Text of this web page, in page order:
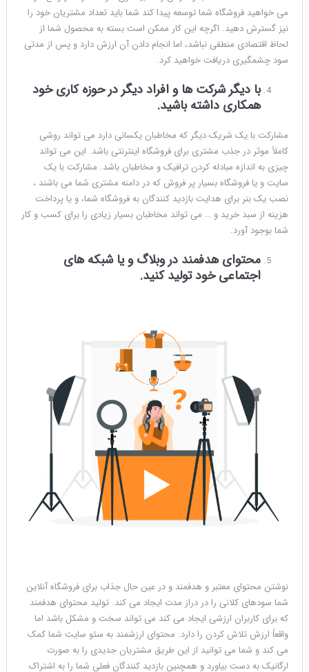
می خواهید فروشگاه شما توسعه پیدا کند شما باید تعداد مشتریان خود را
نیز گسترش دهید. اگرچه این کار ممکن است بسته به محصول شما از
لحاظ اقتصادی منطقی نباشد، اما انجام دادن آن ارزش دارد و پس از مدتی
سود چشمگیری دریافت خواهید کرد.
با دیگر شرکت ها و افراد دیگر در حوزه کاری خود
همکاری داشته باشید.
مشارکت با یک شریک دیگر که مخاطبان یکسانی دارد می تواند روشی
کاملاً موثر در جذب مشتری برای فروشگاه اینترنتی باشد. این می تواند
چیزی به اندازه مبادله کردن ترافیک و مخاطبان باشد. مشارکت با یک
سایت و یا فروشگاه بسیار پر فروش که در دامنه مشتری شما می باشند ،
نصب یک بنر برای هدایت بازدید کنندگان به فروشگاه شما، و یا پرداخت
هزینه از سبد خرید و … می تواند مخاطبان بسیار زیادی را برای کسب و کار
شما بوجود آورد.
محتوای هدفمند در وبلاگ و یا شبکه های
اجتماعی خود تولید کنید.
نوشتن محتوای معتبر و هدفمند و در عین حال جذاب برای فروشگاه آنلاین
شما سودهای کلانی را در دراز مدت ایجاد می کند. تولید محتوای هدفمند
که برای کاربران ارزشی ایجاد می کند می تواند سخت و مشکل باشد اما
واقعاً ارزش تلاش کردن را دارد. محتوای ارزشمند به سئو سایت شما کمک
می کند و شما می توانید از این طریق مشتریان جدیدی را به صورت
ارگانیک به دست بیاورد و همچنین بازدید کنندگان فعلی شما را به اشتراک